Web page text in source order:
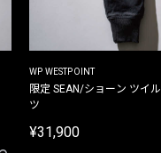
WP WESTPOINT
限定 SEAN/ショーン ツイ
ツ
¥31,900